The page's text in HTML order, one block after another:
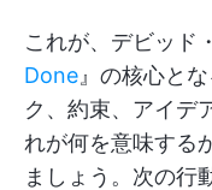
これが、デビッド
Done 』の核心と
ク、約束、アイデ
れが何を意味する
ましょう。次の行